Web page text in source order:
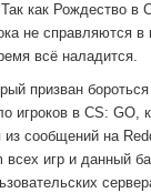
как Рождество
не справляются в
всё наладится.
призван
игроков в CS: GO,
сообщений на
всех игр и данный